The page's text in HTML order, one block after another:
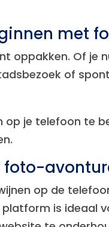
met
oppakken. Of
of
op je telefoon te
foto-
op de
platform is